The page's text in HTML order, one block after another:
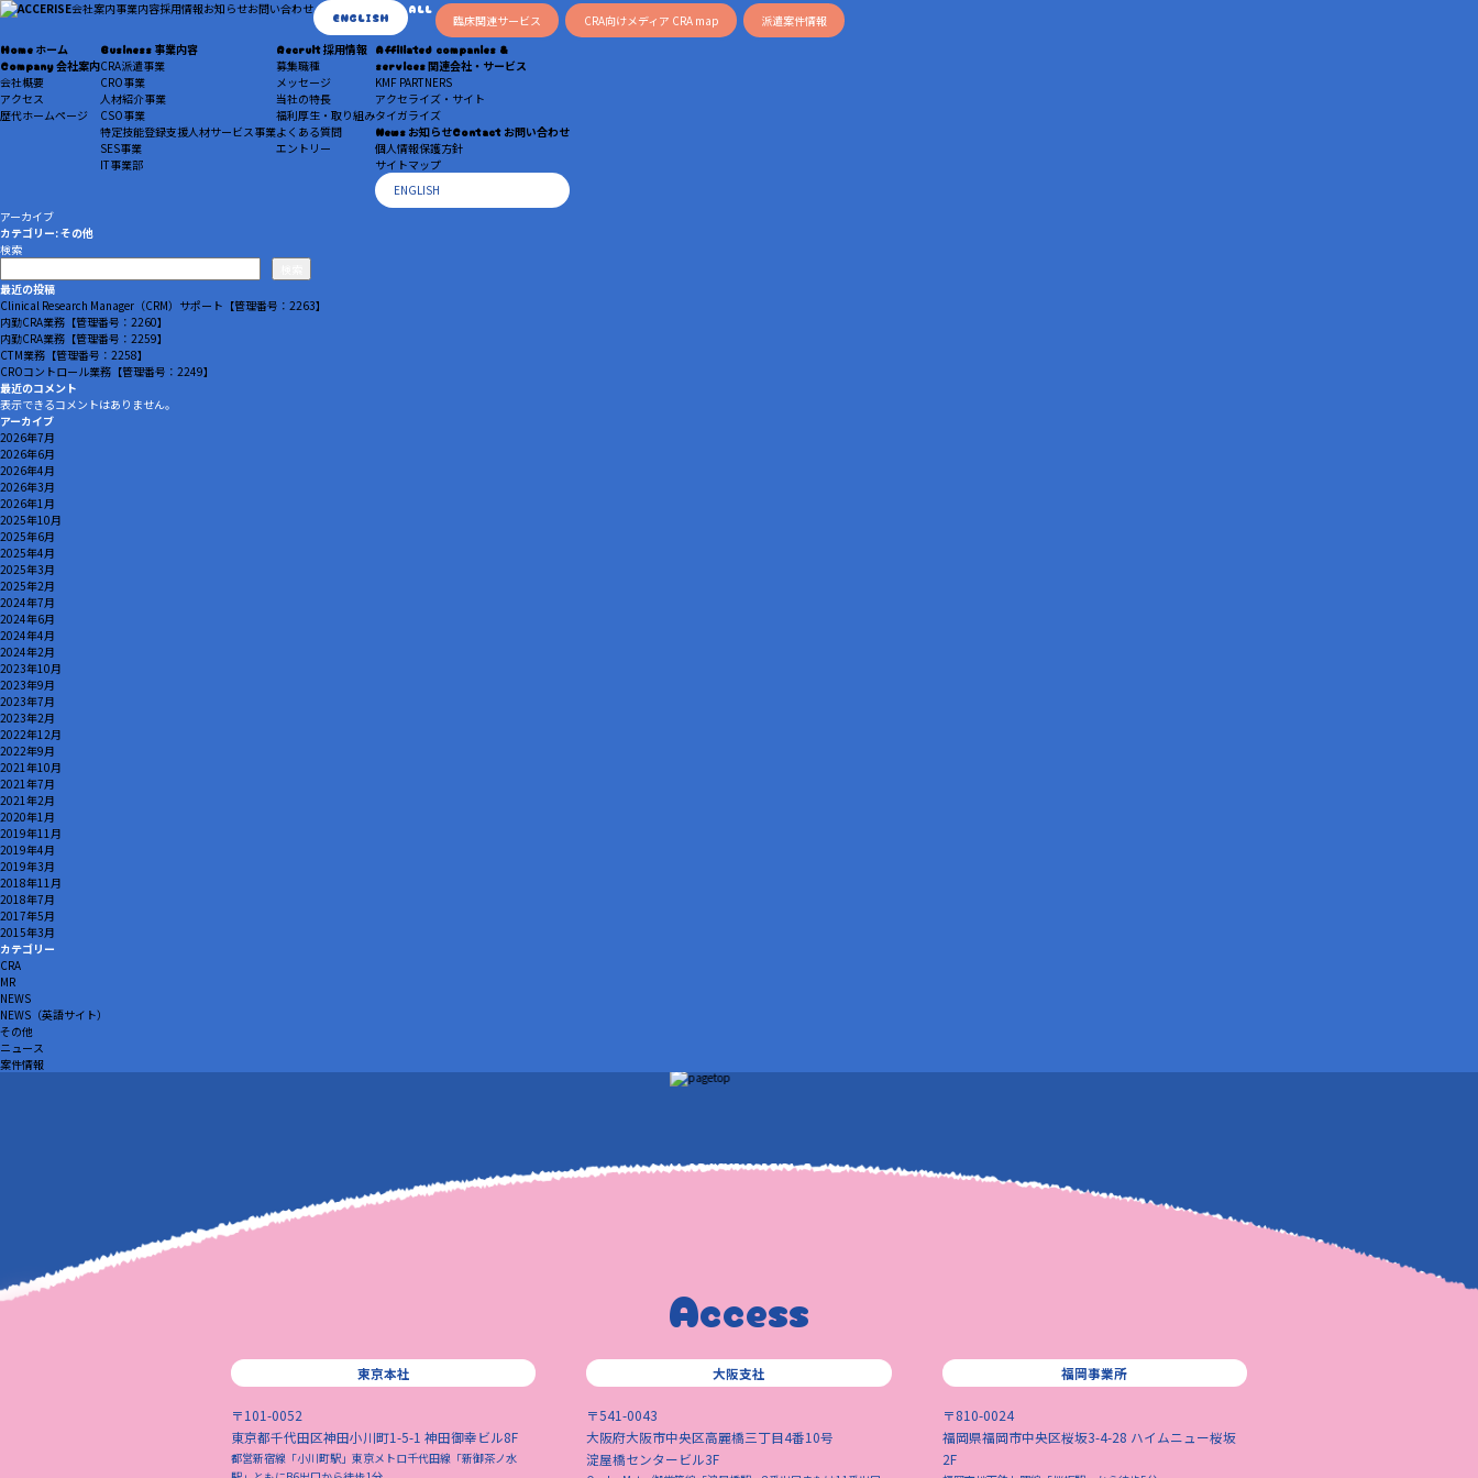
会社案内事業内容採用情報お知らせお問い合わせ
ENGLISH
ALL
臨床関連サービス CRA向けメディア CRA map
派遣案件情報
Home ホーム
Company会社案内
会社概要
アクセス
歴代ホームページ
Business 事業内容
CRA派遣事業
CRO事業
人材紹介事業
CSO事業
特定技能登録支援人材サービス事業
SES事業
IT事業部
Recruit採用情報
募集職種
メッセージ
当社の特長
福利厚生・取り組み
よくある質問
エントリー
Affiliated companies &
services関連会社・サービス
KMF PARTNERS
アクセライズ・サイト
タイガライズ
News お知らせContact お問い合わせ
個人情報保護方針
サイトマップ
ENGLISH
アーカイブ
カテゴリー:その他
検索
最近の投稿
Clinical Research Manager（CRM）サポート【管理番号：2263】
内勤CRA業務【管理番号：2260】
内勤CRA業務【管理番号：2259】
CTM業務【管理番号：2258】
CROコントロール業務【管理番号：2249】
最近のコメント
表示できるコメントはありません。
アーカイブ
2026年7月
2026年6月
2026年4月
2026年3月
2026年1月
2025年10月
2025年6月
2025年4月
2025年3月
2025年2月
2024年7月
2024年6月
2024年4月
2024年2月
2023年10月
2023年9月
2023年7月
2023年2月
2022年12月
2022年9月
2021年10月
2021年7月
2021年2月
2020年1月
2019年11月
2019年4月
2019年3月
2018年11月
2018年7月
2017年5月
2015年3月
カテゴリー
CRA
MR
NEWS
NEWS（英語サイト）
その他
ニュース
案件情報
Access
東京本社
〒101-0052
東京都千代田区神田小川町1-5-1 神田御幸ビル8F
都営新宿線「小川町駅」東京メトロ千代田線「新御茶ノ水
大阪支社
〒541-0043
大阪府大阪市中央区高麗橋三丁目4番10号
淀屋橋センタービル3F
福岡事業所
〒810-0024
福岡県福岡市中央区桜坂3-4-28 ハイムニュー桜坂
2F